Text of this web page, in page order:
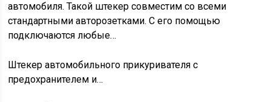
автомобиля. Такой штекер совместим со всеми
стандартными авторозетками. С его помощью
подключаются любые…
Штекер автомобильного прикуривателя с
предохранителем и…